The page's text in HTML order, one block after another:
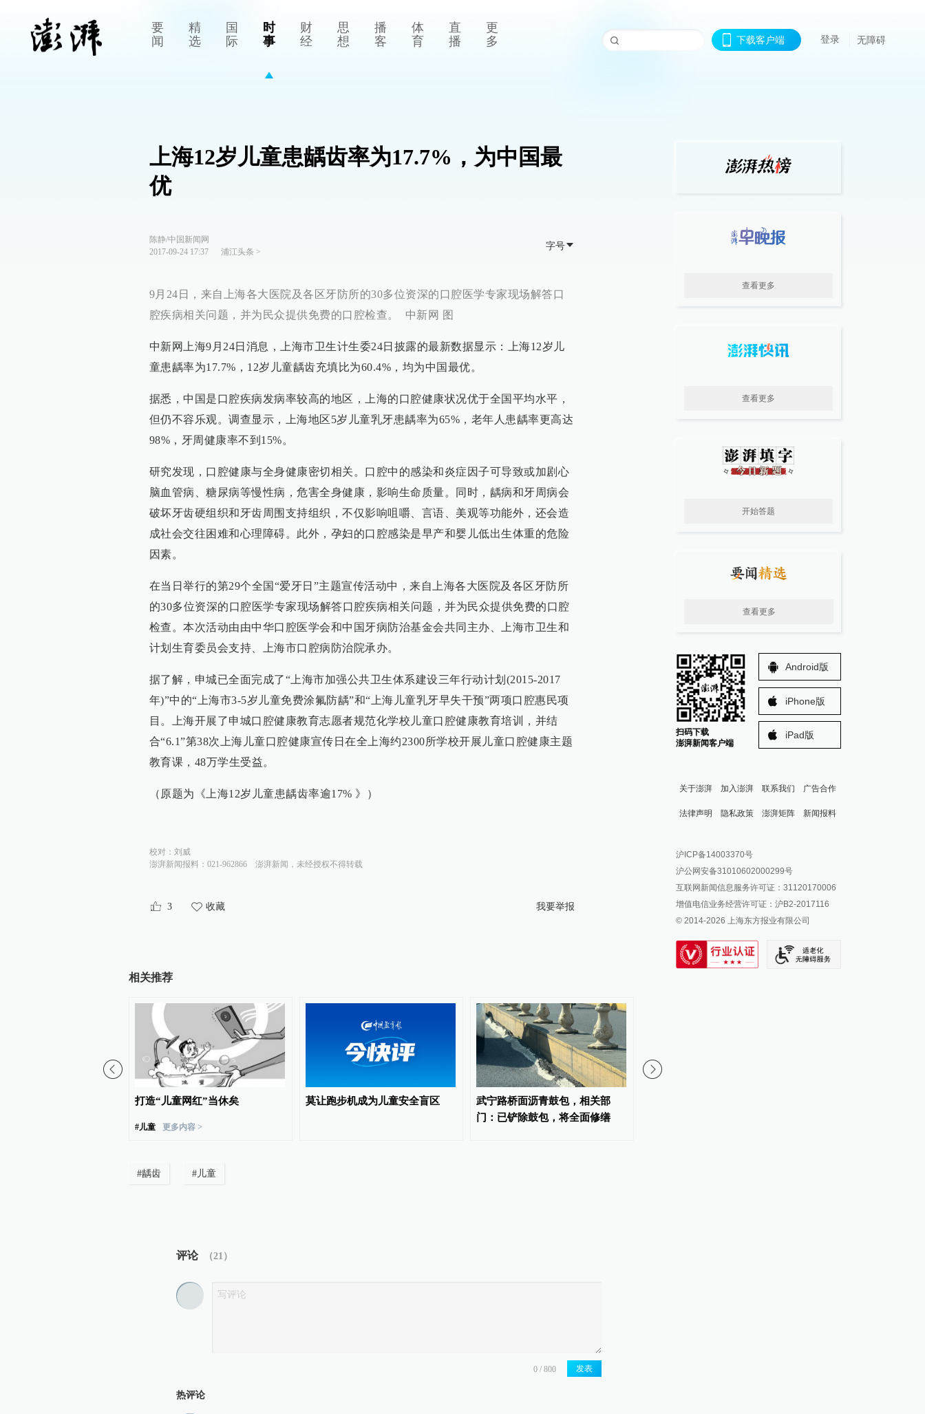
要
闻
精
选
国
际
时
事
财
经
思
想
播
客
体
育
直
播
更
多
下载客户端 登录 无障碍
上海12岁儿童患龋齿率为17.7%，为中国最
优
陈静/中国新闻网
2017-09-24 17:37
浦江头条 >
字号
9月24日，来自上海各大医院及各区牙防所的30多位资深的口腔医学专家现场解答口
腔疾病相关问题，并为民众提供免费的口腔检查。 中新网 图
中新网上海9月24日消息，上海市卫生计生委24日披露的最新数据显示：上海12岁儿
童患龋率为17.7%，12岁儿童龋齿充填比为60.4%，均为中国最优。
据悉，中国是口腔疾病发病率较高的地区，上海的口腔健康状况优于全国平均水平，
但仍不容乐观。调查显示，上海地区5岁儿童乳牙患龋率为65%，老年人患龋率更高达
98%，牙周健康率不到15%。
研究发现，口腔健康与全身健康密切相关。口腔中的感染和炎症因子可导致或加剧心
脑血管病、糖尿病等慢性病，危害全身健康，影响生命质量。同时，龋病和牙周病会
破坏牙齿硬组织和牙齿周围支持组织，不仅影响咀嚼、言语、美观等功能外，还会造
成社会交往困难和心理障碍。此外，孕妇的口腔感染是早产和婴儿低出生体重的危险
因素。
在当日举行的第29个全国“爱牙日”主题宣传活动中，来自上海各大医院及各区牙防所
的30多位资深的口腔医学专家现场解答口腔疾病相关问题，并为民众提供免费的口腔
检查。本次活动由由中华口腔医学会和中国牙病防治基金会共同主办、上海市卫生和
计划生育委员会支持、上海市口腔病防治院承办。
据了解，申城已全面完成了“上海市加强公共卫生体系建设三年行动计划(2015-2017
年)”中的“上海市3-5岁儿童免费涂氟防龋”和“上海儿童乳牙早失干预”两项口腔惠民项
目。上海开展了申城口腔健康教育志愿者规范化学校儿童口腔健康教育培训，并结
合“6.1”第38次上海儿童口腔健康宣传日在全上海约2300所学校开展儿童口腔健康主题
教育课，48万学生受益。
（原题为《上海12岁儿童患龋齿率逾17% 》）
校对： 刘威
澎湃新闻报料：021-962866
澎湃新闻，未经授权不得转载
3 收藏 我要举报
相关推荐
打造“儿童网红”当休矣
#儿童 更多内容 >
莫让跑步机成为儿童安全盲区
武宁路桥面沥青鼓包，相关部
门：已铲除鼓包，将全面修缮
#龋齿 #儿童
评论 （21 ）
发表
热评论
查看更多
查看更多
开始答题
查看更多
扫码下载
澎湃新闻客户端
Android版
iPhone版
iPad版
关于澎湃 加入澎湃 联系我们 广告合作
法律声明 隐私政策 澎湃矩阵
澎湃新闻公众号
澎湃新闻抖音号
派生万物开放平台
IP SHANGHAI
SIXTH TONE
新闻报料
报料邮箱: news@thepaper.cn
沪ICP备14003370号
沪公网安备31010602000299号
互联网新闻信息服务许可证：31120170006
增值电信业务经营许可证：沪B2-2017116
© 2014-2026 上海东方报业有限公司